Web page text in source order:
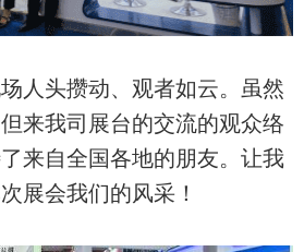
人头攒动、观者如云。虽然
来我司展台的交流的观众络
来自全国各地的朋友。让我
展会我们的风采！